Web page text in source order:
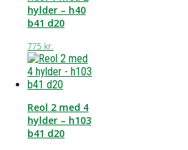
hylder – h40
b41 d20
775 kr.
Reol 2 med 4
hylder – h103
b41 d20